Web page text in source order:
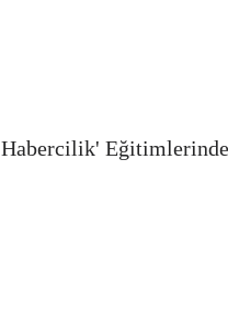
Eğitimlerinde